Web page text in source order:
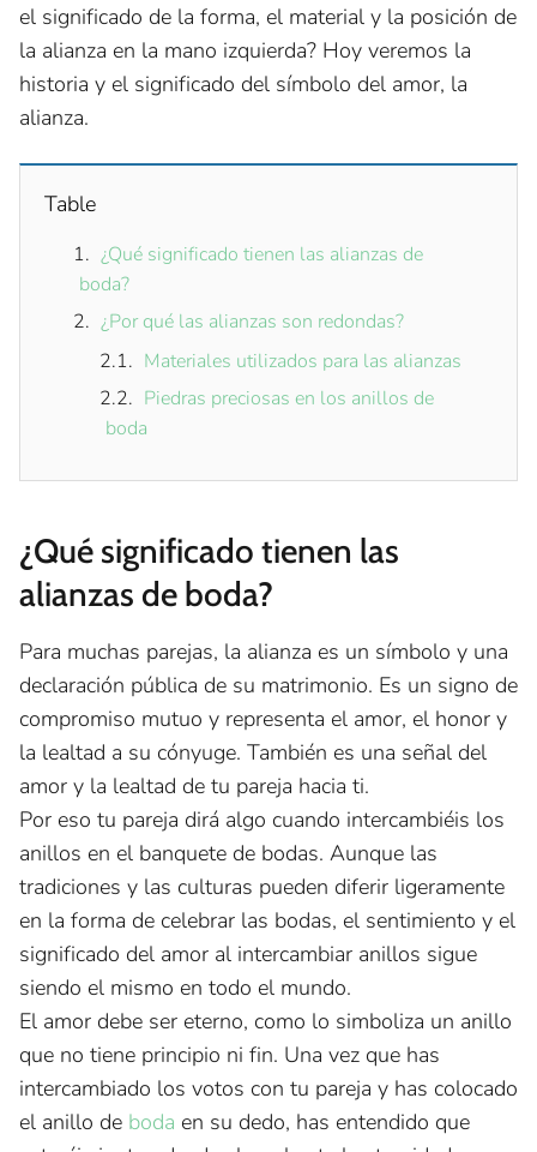
el significado de la forma, el material y la posición de
la alianza en la mano izquierda? Hoy veremos la
historia y el significado del símbolo del amor, la
alianza.
Table
¿Qué significado tienen las alianzas de
boda?
¿Por qué las alianzas son redondas?
Materiales utilizados para las alianzas
Piedras preciosas en los anillos de
boda
¿Qué significado tienen las
alianzas de boda?
Para muchas parejas, la alianza es un símbolo y una
declaración pública de su matrimonio. Es un signo de
compromiso mutuo y representa el amor, el honor y
la lealtad a su cónyuge. También es una señal del
amor y la lealtad de tu pareja hacia ti.
Por eso tu pareja dirá algo cuando intercambiéis los
anillos en el banquete de bodas. Aunque las
tradiciones y las culturas pueden diferir ligeramente
en la forma de celebrar las bodas, el sentimiento y el
significado del amor al intercambiar anillos sigue
siendo el mismo en todo el mundo.
El amor debe ser eterno, como lo simboliza un anillo
que no tiene principio ni fin. Una vez que has
intercambiado los votos con tu pareja y has colocado
el anillo de boda en su dedo, has entendido que